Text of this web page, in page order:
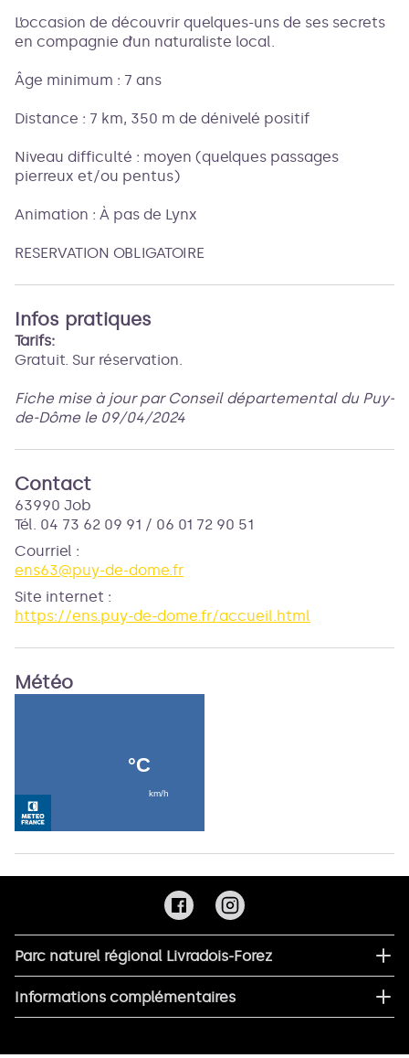
L’occasion de découvrir quelques-uns de ses secrets
en compagnie d’un naturaliste local.
Âge minimum : 7 ans
Distance : 7 km, 350 m de dénivelé positif
Niveau difficulté : moyen (quelques passages
pierreux et/ou pentus)
Animation : À pas de Lynx
RESERVATION OBLIGATOIRE
Infos pratiques
Tarifs:
Gratuit. Sur réservation.
Fiche mise à jour par Conseil départemental du Puy-
de-Dôme le 09/04/2024
Contact
63990 Job
Tél. 04 73 62 09 91 / 06 01 72 90 51
Courriel :
ens63@puy-de-dome.fr
Site internet :
https://ens.puy-de-dome.fr/accueil.html
Météo
Parc naturel régional Livradois-Forez
Informations complémentaires